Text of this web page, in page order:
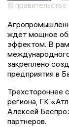
© правительство
ждет мощное
эффектом. В
закреплено
предприятия в
Трехстороннее
региона, ГК
Алексей
партнеров.